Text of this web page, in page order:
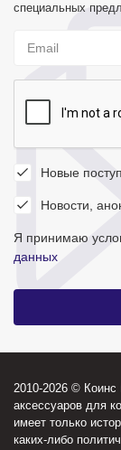
специальных
Новые
Новости,
Я принимаю
данных
2010-2026 ©
аксессуаров для
имеет только
каких-либо